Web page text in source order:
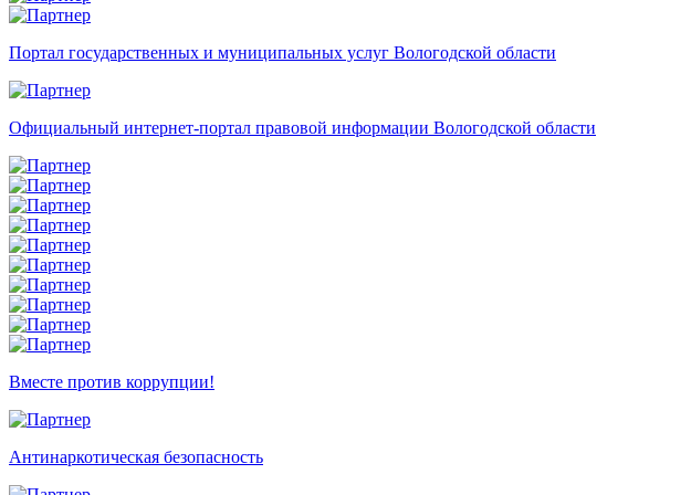
Портал государственных и муниципальных услуг Вологодской области
Официальный интернет-портал правовой информации Вологодской области
Вместе против коррупции!
Антинаркотическая безопасность